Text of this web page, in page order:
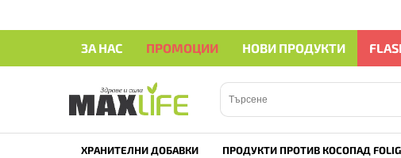
ЗА НАС ПРОМОЦИИ НОВИ ПРОДУКТИ
ХРАНИТЕЛНИ ДОБАВКИ ПРОДУКТИ ПРОТИВ КОСОПАД